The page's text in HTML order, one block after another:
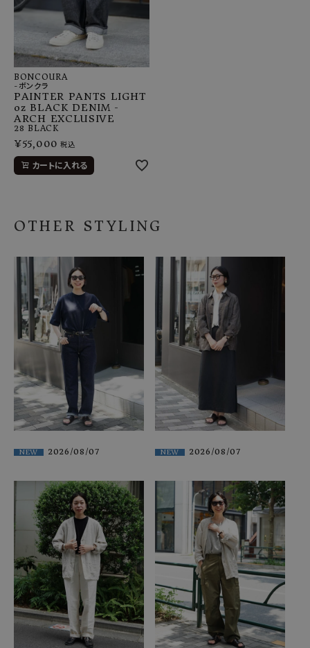
BONCOURA
-ボンクラ
PAINTER PANTS LIGHT
oz BLACK DENIM -
ARCH EXCLUSIVE
28 BLACK
¥55,000 税込
カートに入れる
OTHER STYLING
NEW 2026/08/07 NEW 2026/08/07